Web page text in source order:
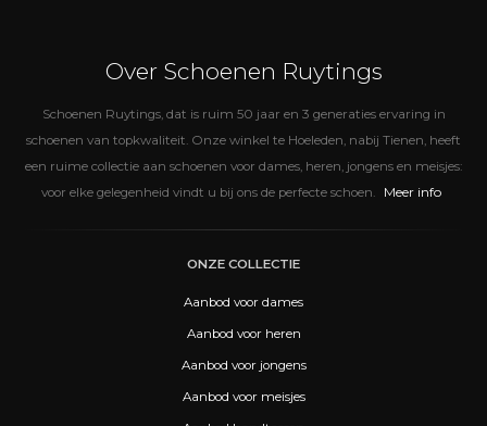
Over Schoenen Ruytings
Schoenen Ruytings, dat is ruim 50 jaar en 3 generaties ervaring in
schoenen van topkwaliteit. Onze winkel te Hoeleden, nabij Tienen, heeft
een ruime collectie aan schoenen voor dames, heren, jongens en meisjes:
voor elke gelegenheid vindt u bij ons de perfecte schoen.
Meer info
ONZE COLLECTIE
Aanbod voor dames
Aanbod voor heren
Aanbod voor jongens
Aanbod voor meisjes